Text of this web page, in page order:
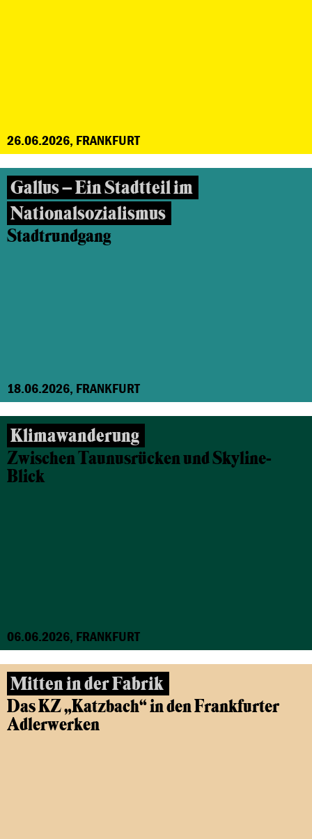
26.06.2026, FRANKFURT
Gallus – Ein Stadtteil im
Nationalsozialismus
Stadtrundgang
18.06.2026, FRANKFURT
Klimawanderung
Zwischen Taunusrücken und Skyline-
Blick
06.06.2026, FRANKFURT
Mitten in der Fabrik
Das KZ „Katzbach“ in den Frankfurter
Adlerwerken